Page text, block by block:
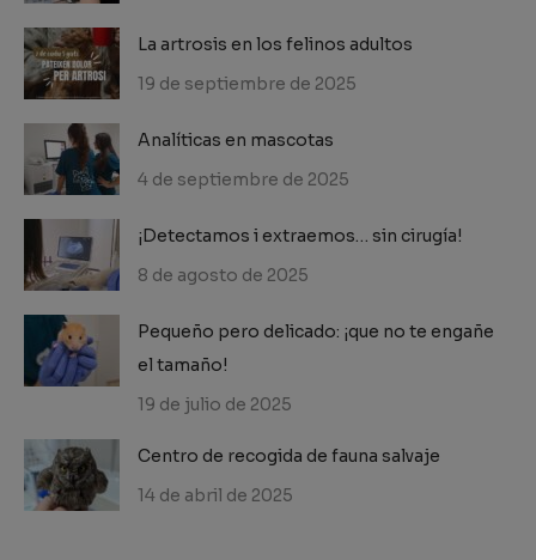
La artrosis en los felinos adultos
19 de septiembre de 2025
Analíticas en mascotas
4 de septiembre de 2025
¡Detectamos i extraemos… sin cirugía!
8 de agosto de 2025
Pequeño pero delicado: ¡que no te engañe
el tamaño!
19 de julio de 2025
Centro de recogida de fauna salvaje
14 de abril de 2025